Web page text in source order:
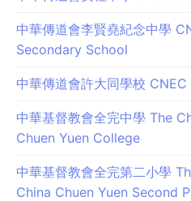
中華傳道會李賢堯紀念中學
Secondary School
中華傳道會許大同學校
中華基督教會全完中學 The
Chuen Yuen College
中華基督教會全完第二小學
China Chuen Yuen Second